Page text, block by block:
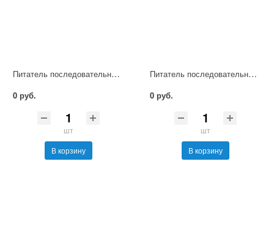
Питатель последовательный смазочный М-4
0 руб.
шт
В корзину
Питатель последовательный смазочный М-6
0 руб.
шт
В корзину